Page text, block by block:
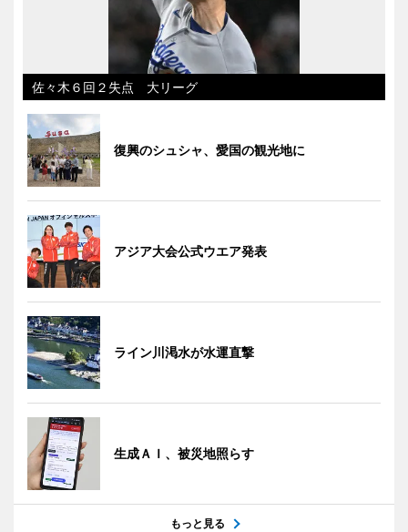
佐々木６回２失点 大リーグ
復興のシュシャ、愛国の観光地に
アジア大会公式ウエア発表
ライン川渇水が水運直撃
生成ＡＩ、被災地照らす
もっと見る